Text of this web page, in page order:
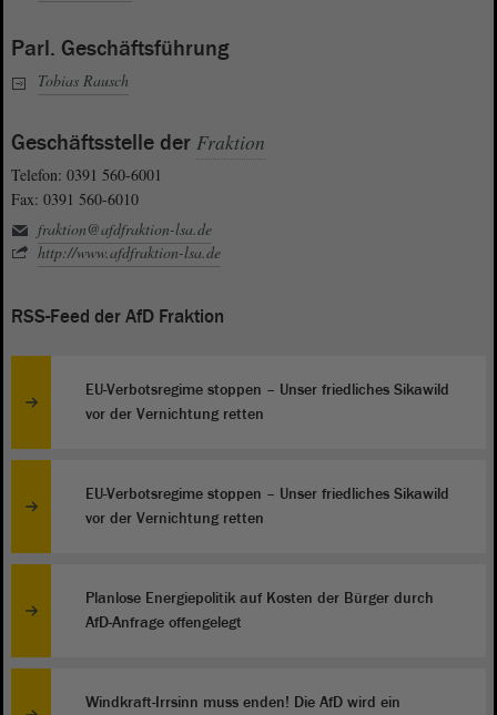
Parl. Geschäftsführung
Tobias Rausch
Geschäftsstelle der Fraktion
Telefon: 0391 560-6001
Fax: 0391 560-6010
fraktion@afdfraktion-lsa.de
http://www.afdfraktion-lsa.de
RSS-Feed der AfD Fraktion
EU-Verbotsregime stoppen – Unser friedliches Sikawild
vor der Vernichtung retten
EU-Verbotsregime stoppen – Unser friedliches Sikawild
vor der Vernichtung retten
Planlose Energiepolitik auf Kosten der Bürger durch
AfD-Anfrage offengelegt
Windkraft-Irrsinn muss enden! Die AfD wird ein